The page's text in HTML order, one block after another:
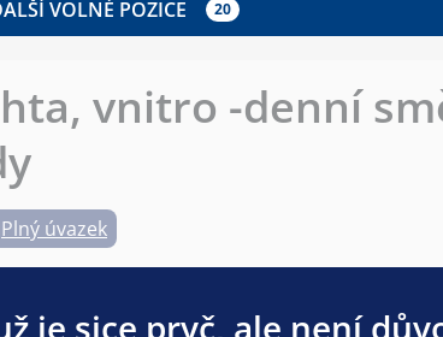
VOLNÉ POZICE 20
vnitro -denní
Plný úvazek
je sice pryč, ale není